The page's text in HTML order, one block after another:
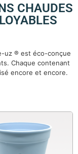
CHAUDES
uz ® est éco-conçue
Chaque contenant
encore et encore.